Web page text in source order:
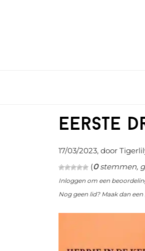
eerste
17/03/2023, door
(0stemmen,
Inloggen om een
Nog geen lid? Maak dan